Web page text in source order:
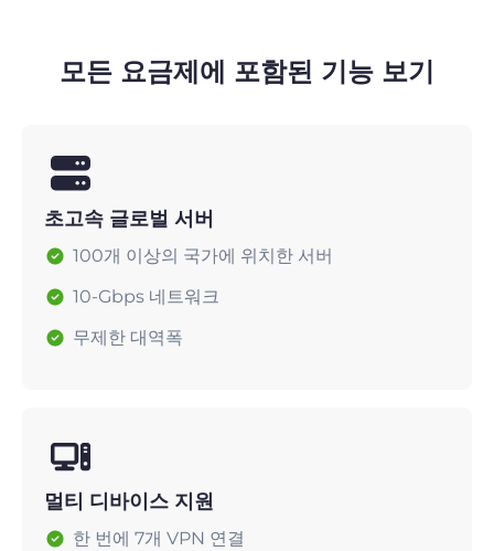
모든 요금제에 포함된 기능 보기
초고속 글로벌 서버
100개 이상의 국가에 위치한 서버
10-Gbps 네트워크
무제한 대역폭
멀티 디바이스 지원
한 번에 7개 VPN 연결